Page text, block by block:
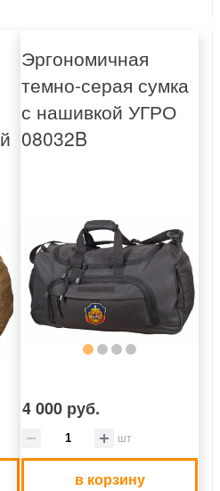
Эргономичная
темно-серая сумка
с нашивкой УГРО
08032B
4 000 руб.
шт
в корзину